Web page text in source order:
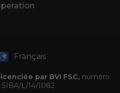
Français
par BVI FSC, numéro
L/14/1082